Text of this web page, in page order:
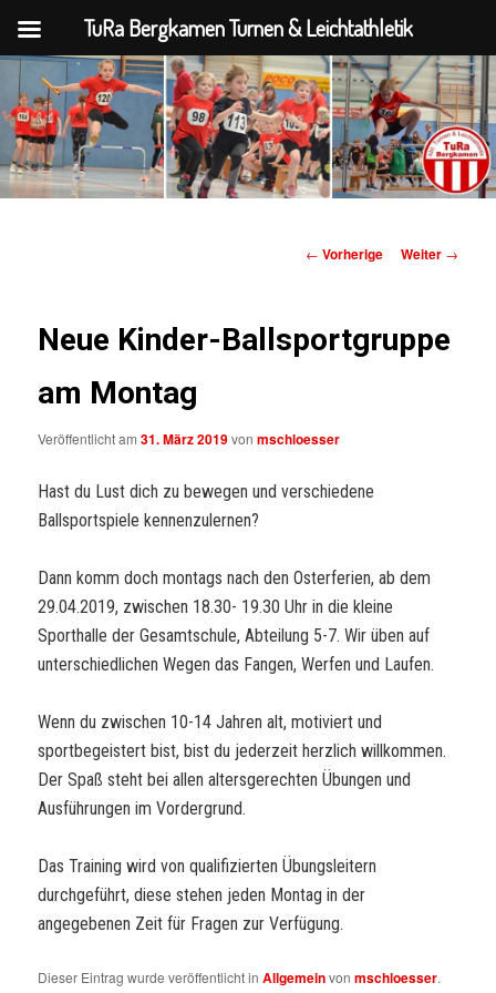
TuRa Bergkamen Turnen &
Beitrags-
← Vorherige Weiter →
Neue Kinder-Ballsportgruppe
am Montag
Veröffentlicht am31. März 2019vonmschloesser
Hast du Lust dich zu bewegen und verschiedene
Ballsportspiele kennenzulernen?
Dann komm doch montags nach den Osterferien, ab dem
29.04.2019, zwischen 18.30- 19.30 Uhr in die kleine
Sporthalle der Gesamtschule, Abteilung 5-7. Wir üben auf
unterschiedlichen Wegen das Fangen, Werfen und Laufen.
Wenn du zwischen 10-14 Jahren alt, motiviert und
sportbegeistert bist, bist du jederzeit herzlich willkommen.
Der Spaß steht bei allen altersgerechten Übungen und
Ausführungen im Vordergrund.
Das Training wird von qualifizierten Übungsleitern
durchgeführt, diese stehen jeden Montag in der
angegebenen Zeit für Fragen zur Verfügung.
Dieser Eintrag wurde veröffentlicht inAllgemeinvonmschloesser.
TuRa Bergkamen Turnen & Leichtathletik